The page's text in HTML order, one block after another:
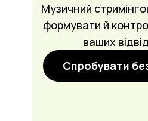
Музичний
формувати й
ваших
Спробувати